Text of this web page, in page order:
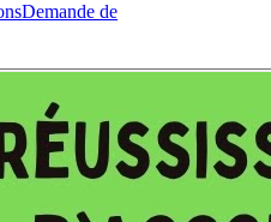
Demande de